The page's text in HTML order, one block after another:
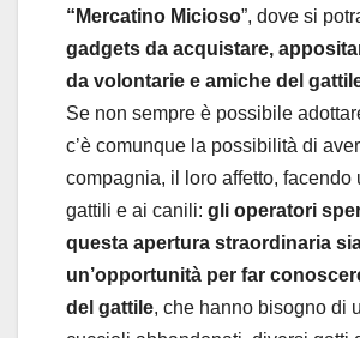
“Mercatino Micioso”, dove si
gadgets da acquistare,
da volontarie e amiche del
Se non sempre è possibile
c’è comunque la possibilità di
compagnia, il loro affetto, facendo
gattili e ai canili: gli operatori
questa apertura straordinaria
un’opportunità per far
del gattile, che hanno bisogno di